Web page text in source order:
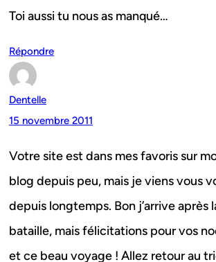
Toi aussi tu nous as manqué…
Répondre
Dentelle
15 novembre 2011
Votre site est dans mes favoris sur
blog depuis peu, mais je viens vous
depuis longtemps. Bon j’arrive après
bataille, mais félicitations pour vos
et ce beau voyage ! Allez retour au